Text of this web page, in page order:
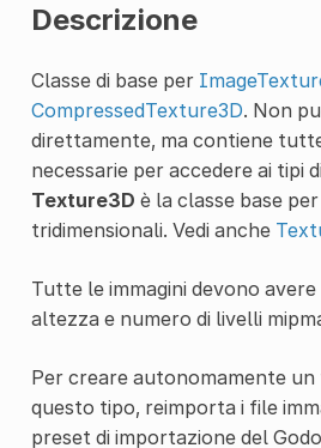
Descrizione
Classe di base per
CompressedTexture3D. Non
direttamente, ma contiene
necessarie per accedere ai tipi
Texture3D è la classe base
tridimensionali. Vedi anche
Tutte le immagini devono
altezza e numero di livelli
Per creare autonomamente
questo tipo, reimporta i file
preset di importazione del